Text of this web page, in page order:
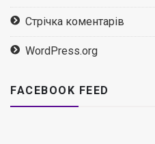
Стрічка коментарів
WordPress.org
FACEBOOK FEED